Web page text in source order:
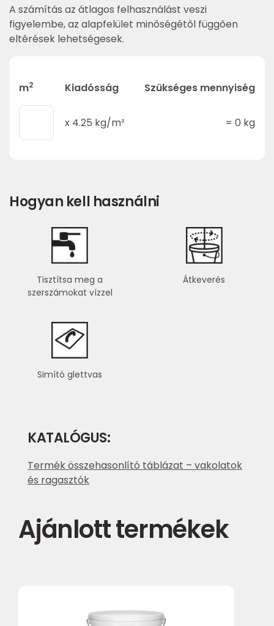
A számítás az átlagos felhasználást veszi
figyelembe, az alapfelület minőségétől függően
eltérések lehetségesek.
m2 Kiadósság Szükséges mennyiség
x 4.25 kg/m² = 0 kg
Hogyan kell használni
Tisztítsa meg a
szerszámokat vízzel
Átkeverés
Simító glettvas
KATALÓGUS:
Termék összehasonlító táblázat – vakolatok
és ragasztók
Ajánlott termékek